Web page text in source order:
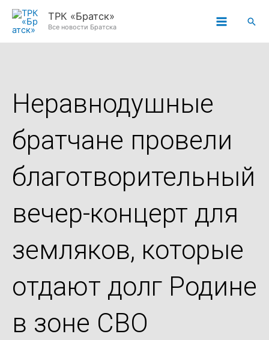
Перейти
ТРК «Братск»
Все новости Братска
Неравнодушные
братчане провели
благотворительный
вечер-концерт для
земляков, которые
отдают долг Родине
в зоне СВО